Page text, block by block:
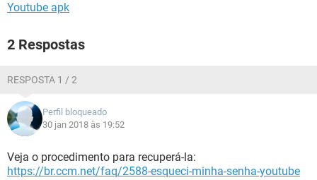
Youtube apk
2 Respostas
RESPOSTA 1 / 2
Perfil bloqueado
30 jan 2018 às 19:52
Veja o procedimento para recuperá-la:
https://br.ccm.net/faq/2588-esqueci-minha-senha-youtube